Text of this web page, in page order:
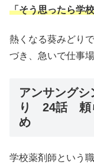
「そう思ったら学
熱くなる葵みどり
づき、急いで仕事
アンサング
り 24話 頼
め
学校薬剤師という